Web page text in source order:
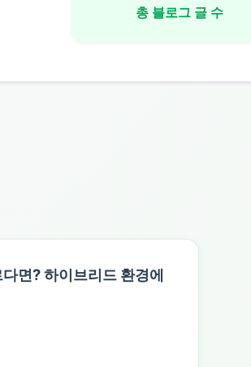
총 블로그 글 수
면? 하이브리드 환경에